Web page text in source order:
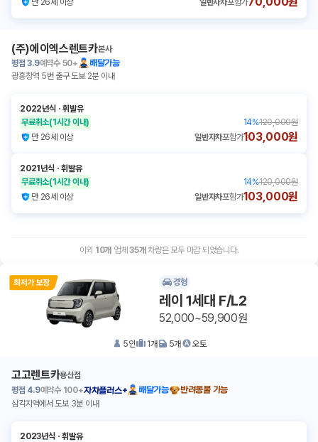
만 26세 이상 일반자차포함가
(주)에이엑스렌트카본사
평점 3.9예약수 50+
배달가능
광흥창역 5번 출구 도보 2분 이내
2022년식 ㆍ휘발유
무료취소(1시간 이내) 14%120,000원
만 26세 이상
일반자차포함가103,000원
2021년식 ㆍ휘발유
무료취소(1시간 이내) 14%120,000원
만 26세 이상
일반자차포함가103,000원
이외 10개 업체35개 차량은 모두 마감 되었습니다.
경형
레이 1세대 F/L2
52,000~59,900원
5인 1개 5개 오토
고고렌트카용산점
평점 4.9예약수 100+자차플러스+ 배달가능
반려동물 가능
삼각지역에서 도보 3분 이내
2023년식 ㆍ휘발유